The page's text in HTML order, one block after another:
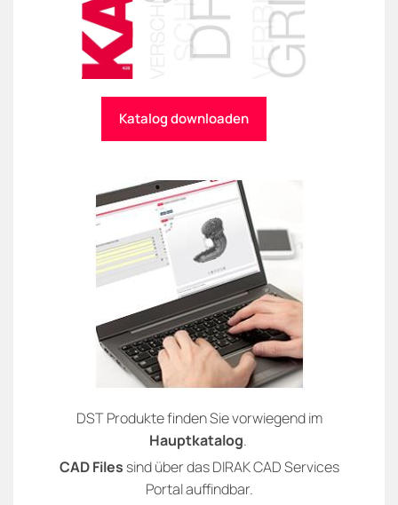
Katalog downloaden
DST Produkte finden Sie vorwiegend im
Hauptkatalog.
CAD Files sind über das DIRAK CAD Services
Portal auffindbar.